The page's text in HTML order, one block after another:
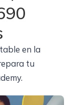
en la
tu